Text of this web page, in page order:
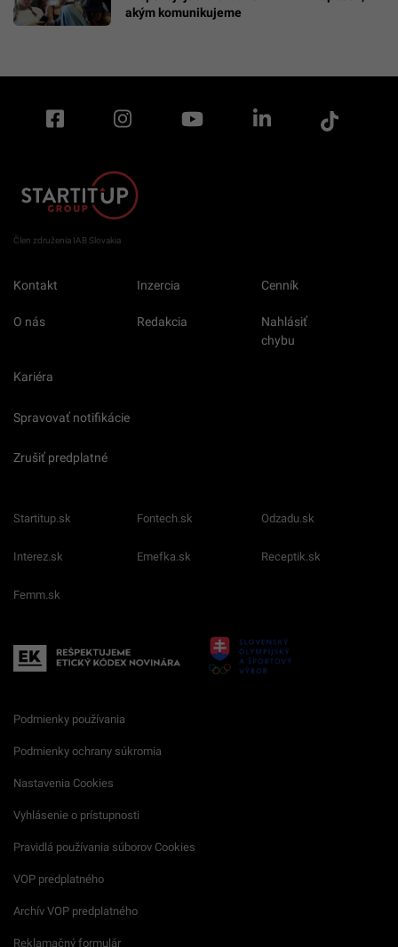
akým komunikujeme
Člen združenia IAB Slovakia
Kontakt Inzercia Cenník
O nás Redakcia
Nahlásiť
chybu
Kariéra
Spravovať notifikácie
Zrušiť predplatné
Startitup.sk Fontech.sk Odzadu.sk
Interez.sk Emefka.sk Receptik.sk
Femm.sk
Podmienky používania
Podmienky ochrany súkromia
Nastavenia Cookies
Vyhlásenie o prístupnosti
Pravidlá používania súborov Cookies
VOP predplatného
Archív VOP predplatného
Reklamačný formulár